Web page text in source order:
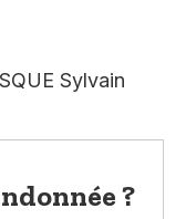
Sylvain
?